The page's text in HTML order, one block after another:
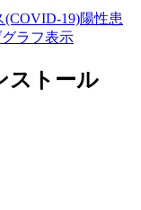
(COVID-19)陽性患
ラフ表示
ストール